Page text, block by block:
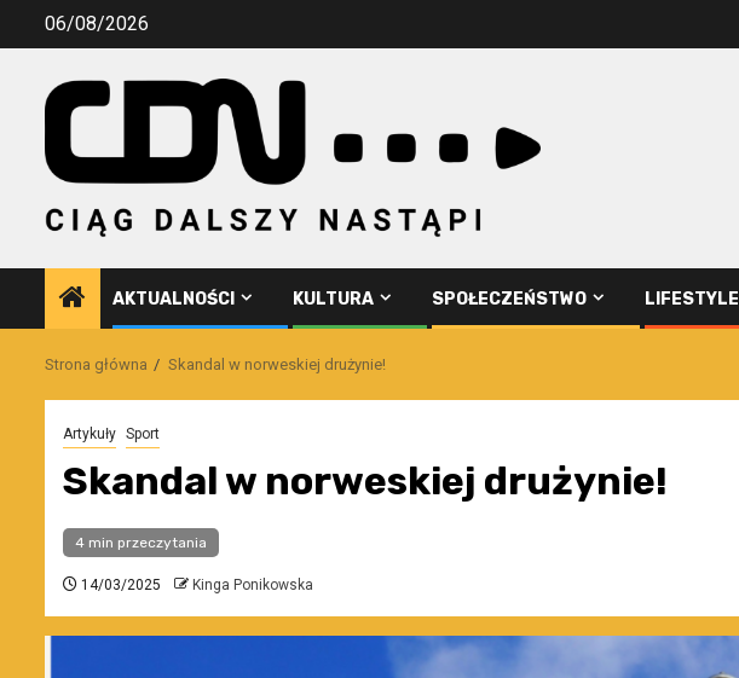
Przejdź06/08/2026
AKTUALNOŚCI KULTURA SPOŁECZEŃSTWO LIFESTYLE
Strona główna Skandal w norweskiej drużynie!
Artykuły Sport
Skandal w norweskiej drużynie!
4 min przeczytania
14/03/2025 Kinga Ponikowska